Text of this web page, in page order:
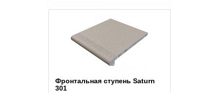
Фронтальная cтупень Saturn
301